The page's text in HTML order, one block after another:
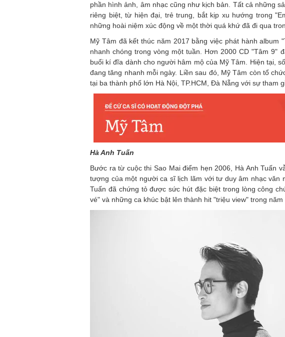
phần hình ảnh, âm nhạc cũng như kịch bản. Tất cả những
riêng biệt, từ hiện đại, trẻ trung, bắt kịp xu hướng trong
những hoài niệm xúc động về một thời quá khứ đã đi qua
Mỹ Tâm đã kết thúc năm 2017 bằng việc phát hành
nhanh chóng trong vòng một tuần. Hơn 2000 CD "Tâm 9"
buổi kí đĩa dành cho người hâm mộ của Mỹ Tâm. Hiện tại,
đang tăng nhanh mỗi ngày. Liền sau đó, Mỹ Tâm còn tổ
tại ba thành phố lớn Hà Nội, TP.HCM, Đà Nẵng với sự tham
Hà Anh Tuấn
Bước ra từ cuộc thi Sao Mai điểm hẹn 2006, Hà Anh Tuấn
tượng của một người ca sĩ lịch lãm với tư duy âm nhạc văn
Tuấn đã chứng tỏ được sức hút đặc biệt trong lòng công
vé" và những ca khúc bật lên thành hit "triệu view" trong năm